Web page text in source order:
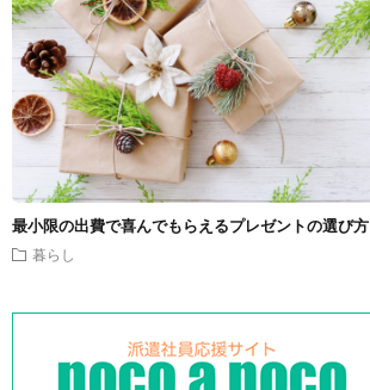
最小限の出費で喜んでもらえるプレゼントの選び方
暮らし